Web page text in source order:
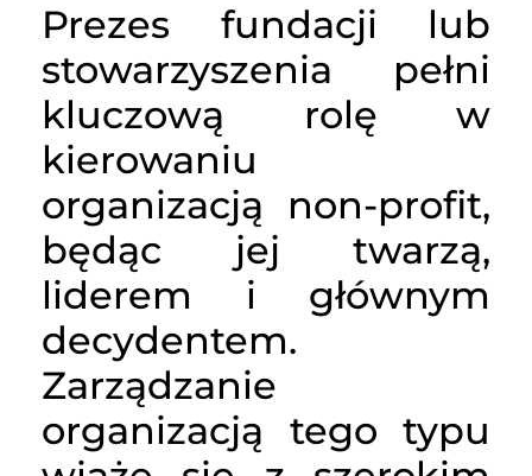
Prezes fundacji lub
stowarzyszenia pełni
kluczową rolę w
kierowaniu
organizacją non-profit,
będąc jej twarzą,
liderem i głównym
decydentem.
Zarządzanie
organizacją tego typu